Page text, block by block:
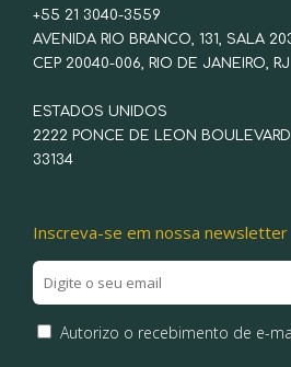
+55 21 3040-3559
AVENIDA RIO BRANCO, 131, SALA
CEP 20040-006, RIO DE JANEIRO, RJ
ESTADOS UNIDOS
2222 PONCE DE LEON
33134
Inscreva-se em nossa newsletter
Autorizo o recebimento de e-